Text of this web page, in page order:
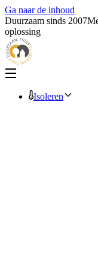
Ga naar de inhoud
Duurzaam sinds 2007
oplossing
Isoleren